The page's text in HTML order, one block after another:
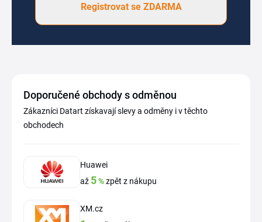
Registrovat se ZDARMA
Doporučené obchody s odměnou
Zákazníci Datart získavají slevy a odměny i v těchto
obchodech
Huawei
až 5%zpět z nákupu
XM.cz